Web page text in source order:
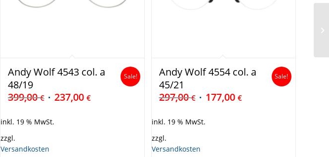
Andy Wolf 4543 col. a
48/19
399,00€ 237,00€
Sale!
inkl. 19 % MwSt.
zzgl.
Versandkosten
Andy Wolf 4554 col. a
45/21
297,00€ 177,00 €
Sale!
inkl. 19 % MwSt.
zzgl.
Versandkosten